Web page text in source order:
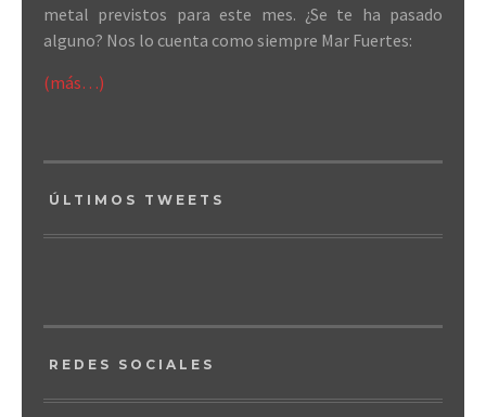
metal previstos para este mes. ¿Se te ha pasado
alguno? Nos lo cuenta como siempre Mar Fuertes:
(más…)
ÚLTIMOS TWEETS
REDES SOCIALES